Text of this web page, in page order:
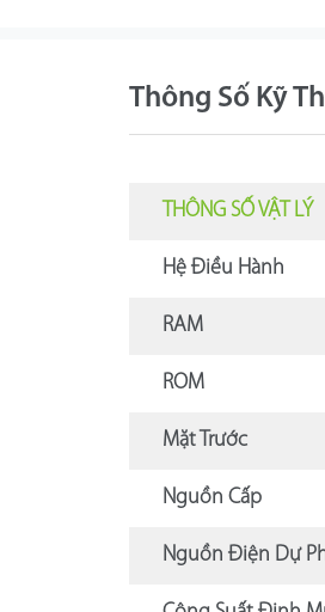
Thông Số Kỹ
THÔNG SỐ VẬT LÝ
Hệ Điều Hành
RAM
ROM
Mặt Trước
Nguồn Cấp
Nguồn Điện Dự